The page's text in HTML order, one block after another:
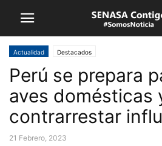
Actualidad Destacados
Perú se prepara
aves domésticas
contrarrestar
21 Febrero, 2023